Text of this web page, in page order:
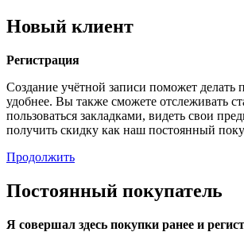
Новый клиент
Регистрация
Создание учётной записи поможет делать
удобнее. Вы также сможете отслеживать
пользоваться закладками, видеть свои
получить скидку как наш постоянный
Продолжить
Постоянный покупатель
Я совершал здесь покупки ранее и